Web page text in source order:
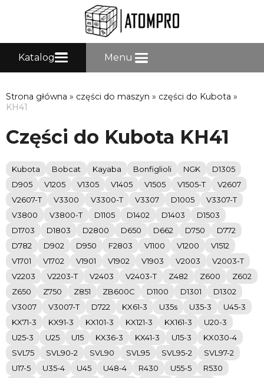
Katalog Menu
Strona główna » części do maszyn » części do Kubota »
KH41
Części do Kubota KH41
Kubota Bobcat Kayaba Bonfiglioli NGK
D1305
D905
V1205 V1305 V1405 V1505 V1505-T
V2607
V2607-T
V3300 V3300-T V3307 D1005
V3307-T
V3800
V3800-T D1105 D1402 D1403
D1503
D1703
D1803 D2800 D650 D662 D750
D772
D782
D902 D950 F2803 V1100 V1200
V1512
V1701
V1702 V1901 V1902 V1903 V2003
V2003-T
V2203
V2203-T V2403 V2403-T Z482 Z600
Z602
Z650
Z750 Z851 ZB600C D1100 D1301
D1302
V3007
V3007-T D722 KX61-3 U35s U35-3
U45-3
KX71-3
KX91-3 KX101-3 KX121-3 KX161-3
U20-3
U25-3
U25 U15 KX36-3 KX41-3 U15-3
KX030-4
SVL75
SVL90-2 SVL90 SVL95 SVL95-2
SVL97-2
U17-5
U35-4 U45 U48-4 R430 U55-5
R530